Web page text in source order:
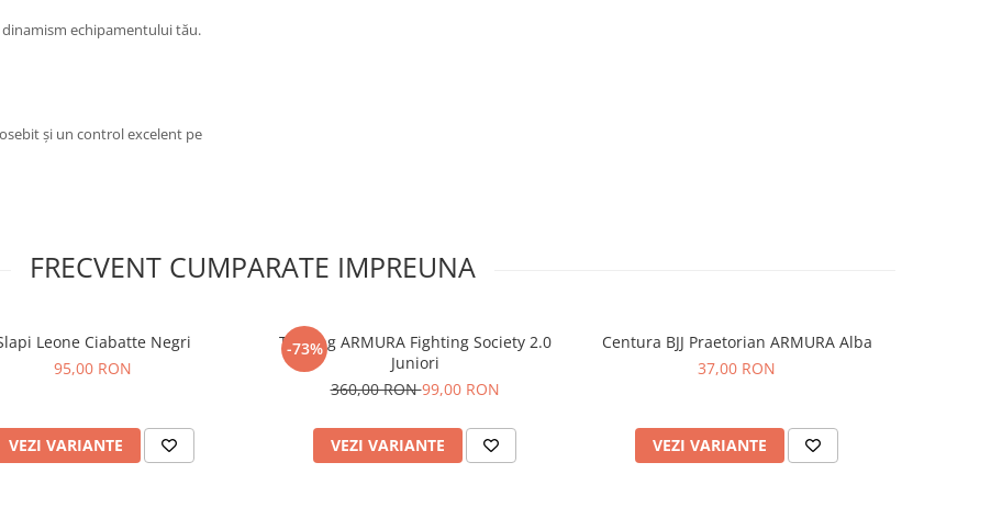
dinamism echipamentului tău.
și un control excelent pe
FRECVENT CUMPARATE IMPREUNA
Leone Ciabatte Negri
95,00 RON
VEZI VARIANTE
-73%
Trening ARMURA Fighting Society 2.0
Juniori
360,00 RON99,00 RON
VEZI VARIANTE
Centura BJJ Praetorian ARMURA Alba
37,00 RON
VEZI VARIANTE